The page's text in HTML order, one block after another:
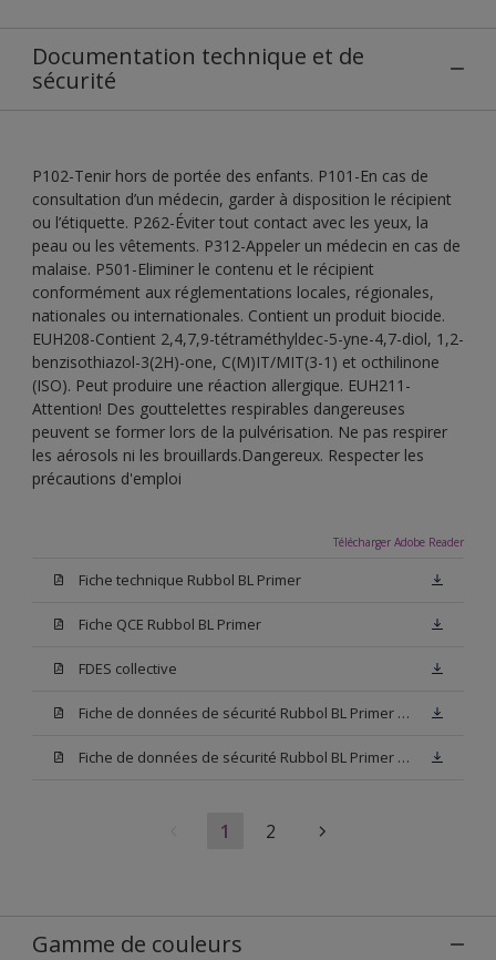
Documentation technique et de
sécurité
P102-Tenir hors de portée des enfants. P101-En cas de
consultation d’un médecin, garder à disposition le récipient
ou l’étiquette. P262-Éviter tout contact avec les yeux, la
peau ou les vêtements. P312-Appeler un médecin en cas de
malaise. P501-Eliminer le contenu et le récipient
conformément aux réglementations locales, régionales,
nationales ou internationales. Contient un produit biocide.
EUH208-Contient 2,4,7,9-tétraméthyldec-5-yne-4,7-diol, 1,2-
benzisothiazol-3(2H)-one, C(M)IT/MIT(3-1) et octhilinone
(ISO). Peut produire une réaction allergique. EUH211-
Attention! Des gouttelettes respirables dangereuses
peuvent se former lors de la pulvérisation. Ne pas respirer
les aérosols ni les brouillards.Dangereux. Respecter les
précautions d'emploi
Télécharger Adobe Reader
Fiche technique Rubbol BL Primer
Fiche QCE Rubbol BL Primer
FDES collective
Fiche de données de sécurité Rubbol BL Primer Base W05
Fiche de données de sécurité Rubbol BL Primer Blanc
1 2
Gamme de couleurs